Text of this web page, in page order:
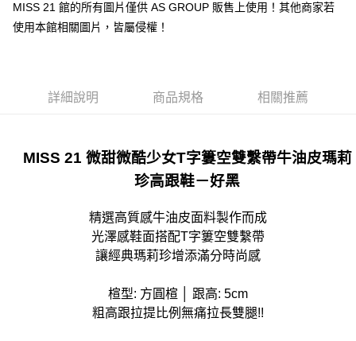
付款後全家取貨-固定運費
每筆NT$45
MISS 21 館的所有圖片僅供 AS GROUP 販售上使用！其他商家若
使用本館相關圖片，皆屬侵權！
詳細說明 商品規格 相關推薦
MISS 21 微甜微酷少女T字簍空雙繫帶牛油皮瑪莉
珍高跟鞋－好黑
精選高質感牛油皮面料製作而成
光澤感鞋面搭配T字簍空雙繫帶
讓經典瑪莉珍增添滿分時尚感
楦型: 方圓楦 │ 跟高: 5cm
粗高跟拉提比例無痛拉長雙腿!!